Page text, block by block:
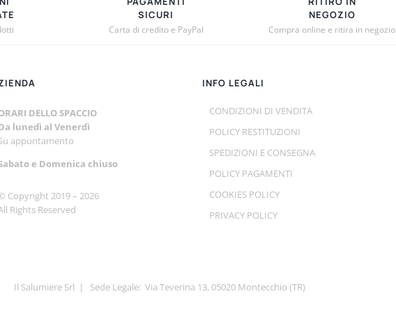
ESSERE
PAGINA
PRODOTTO
SICURI
Carta di credito e PayPal
NEGOZIO
Compra online e ritira in negozio
DELLO SPACCIO
lunedì al Venerdì
appuntamento
e Domenica chiuso
Copyright 2019 – 2026
Rights Reserved
INFO LEGALI
CONDIZIONI DI VENDITA
POLICY RESTITUZIONI
SPEDIZIONI E CONSEGNA
POLICY PAGAMENTI
COOKIES POLICY
PRIVACY POLICY
Il Salumiere Srl | Sede Legale: Via Teverina 13, 05020 Montecchio (TR)